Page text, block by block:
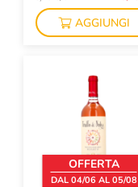
AGGIUNGI
OFFERTA
DAL 04/06 AL 05/08